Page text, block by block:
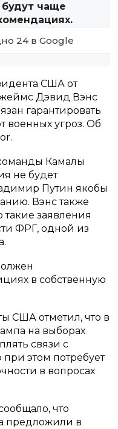
чаще
24 в Google
США от
Дэвид Вэнс
гарантировать
военных угроз. Об
Камалы
не будет
Путин якобы
Вэнс также
такие заявления
ФРГ, одной из
в собственную
США отметил, что в
на выборах
связи с
этом потребует
в вопросах
что
предложили в